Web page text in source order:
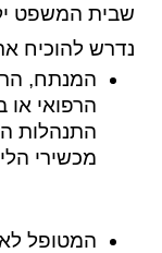
שבית המשפט
נדרש להוכיח
המנתח,
הרפואי או
התנהלות
מכשירי
המטופל